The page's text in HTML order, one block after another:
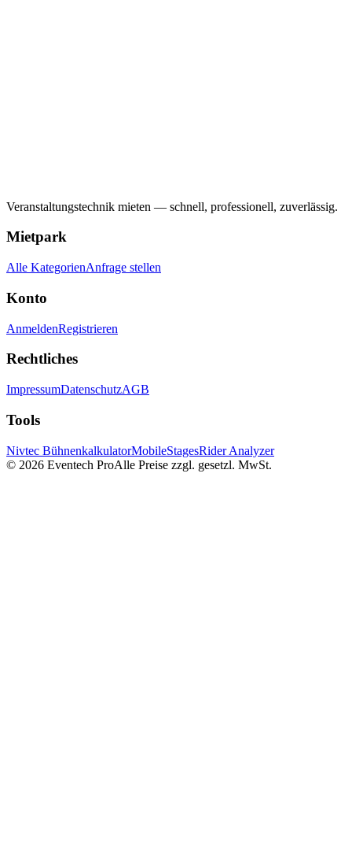
Veranstaltungstechnik mieten — schnell, professionell, zuverlässig.
Mietpark
Alle KategorienAnfrage stellen
Konto
AnmeldenRegistrieren
Rechtliches
ImpressumDatenschutzAGB
Tools
Nivtec BühnenkalkulatorMobileStagesRider Analyzer
© 2026 Eventech ProAlle Preise zzgl. gesetzl. MwSt.